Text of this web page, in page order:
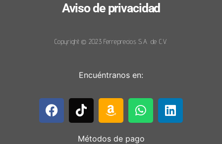
Aviso de privacidad
Copyright © 2023 Ferreprecios S.A. de C.V.
Encuéntranos en:
Métodos de pago